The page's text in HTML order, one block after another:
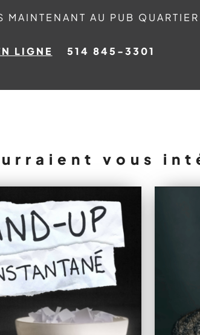
MAINTENANT AU PUB
LIGNE 514 845-3301
vous